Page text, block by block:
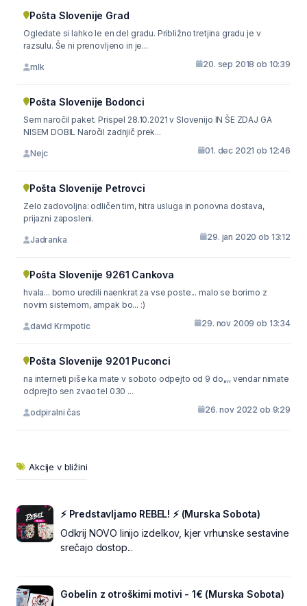
Pošta Slovenije Grad
Ogledate si lahko le en del gradu. Približno tretjina gradu je v
razsulu. Še ni prenovljeno in je...
mlk 20. sep 2018 ob 10:39
Pošta Slovenije Bodonci
Sem naročil paket. Prispel 28.10.2021 v Slovenijo IN ŠE ZDAJ GA
NISEM DOBIL Naročil zadnjič prek...
Nejc 01. dec 2021 ob 12:46
Pošta Slovenije Petrovci
Zelo zadovoljna: odličen tim, hitra usluga in ponovna dostava,
prijazni zaposleni.
Jadranka 29. jan 2020 ob 13:12
Pošta Slovenije 9261 Cankova
hvala... bomo uredili naenkrat za vse poste... malo se borimo z
novim sistemom, ampak bo... :)
david Krmpotic 29. nov 2009 ob 13:34
Pošta Slovenije 9201 Puconci
na interneti piše ka mate v soboto odpejto od 9 do,,,, vendar nimate
odprejto sen zvao tel 030 ...
odpiralni čas 26. nov 2022 ob 9:29
Akcije v bližini
⚡ Predstavljamo REBEL! ⚡ (Murska Sobota)
Odkrij NOVO linijo izdelkov, kjer vrhunske sestavine
srečajo dostop...
Gobelin z otroškimi motivi - 1€ (Murska Sobota)